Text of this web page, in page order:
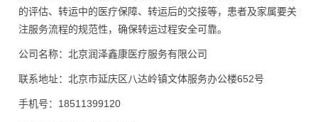
的评估、转运中的医疗保障、转运后的交接等，患者及家属要关
注服务流程的规范性，确保转运过程安全可靠。
公司名称：北京润泽鑫康医疗服务有限公司
联系地址：北京市延庆区八达岭镇文体服务办公楼652号
手机号：18511399120